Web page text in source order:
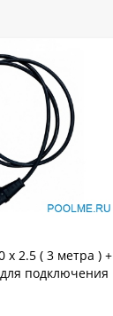
x 2.5 ( 3 метра ) +
подключения